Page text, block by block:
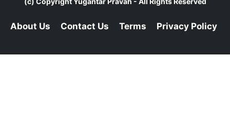
About Us Contact Us Terms Privacy Policy